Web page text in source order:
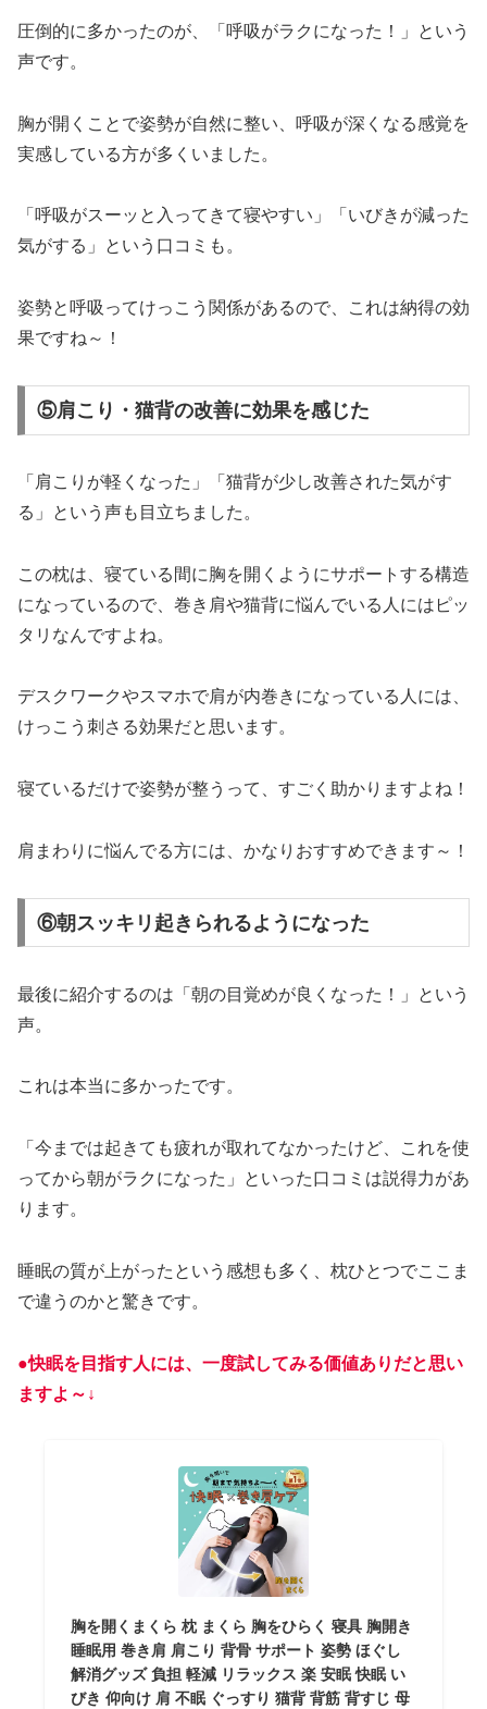
圧倒的に多かったのが、「呼吸がラクになった！」という
声です。
胸が開くことで姿勢が自然に整い、呼吸が深くなる感覚を
実感している方が多くいました。
「呼吸がスーッと入ってきて寝やすい」「いびきが減った
気がする」という口コミも。
姿勢と呼吸ってけっこう関係があるので、これは納得の効
果ですね～！
⑤肩こり・猫背の改善に効果を感じた
「肩こりが軽くなった」「猫背が少し改善された気がす
る」という声も目立ちました。
この枕は、寝ている間に胸を開くようにサポートする構造
になっているので、巻き肩や猫背に悩んでいる人にはピッ
タリなんですよね。
デスクワークやスマホで肩が内巻きになっている人には、
けっこう刺さる効果だと思います。
寝ているだけで姿勢が整うって、すごく助かりますよね！
肩まわりに悩んでる方には、かなりおすすめできます～！
⑥朝スッキリ起きられるようになった
最後に紹介するのは「朝の目覚めが良くなった！」という
声。
これは本当に多かったです。
「今までは起きても疲れが取れてなかったけど、これを使
ってから朝がラクになった」といった口コミは説得力があ
ります。
睡眠の質が上がったという感想も多く、枕ひとつでここま
で違うのかと驚きです。
●快眠を目指す人には、一度試してみる価値ありだと思い
ますよ～↓
胸を開くまくら 枕 まくら 胸をひらく 寝具 胸開き
睡眠用 巻き肩 肩こり 背骨 サポート 姿勢 ほぐし
解消グッズ 負担 軽減 リラックス 楽 安眠 快眠 い
びき 仰向け 肩 不眠 ぐっすり 猫背 背筋 背すじ 母